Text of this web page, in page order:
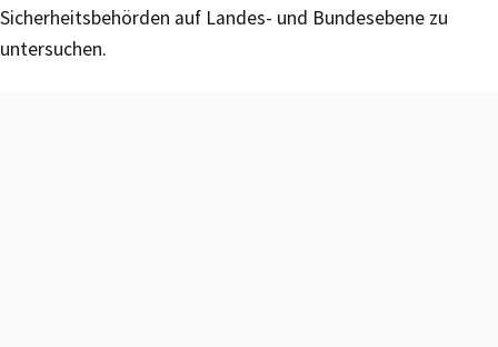
Sicherheitsbehörden auf Landes- und Bundesebene zu
untersuchen.